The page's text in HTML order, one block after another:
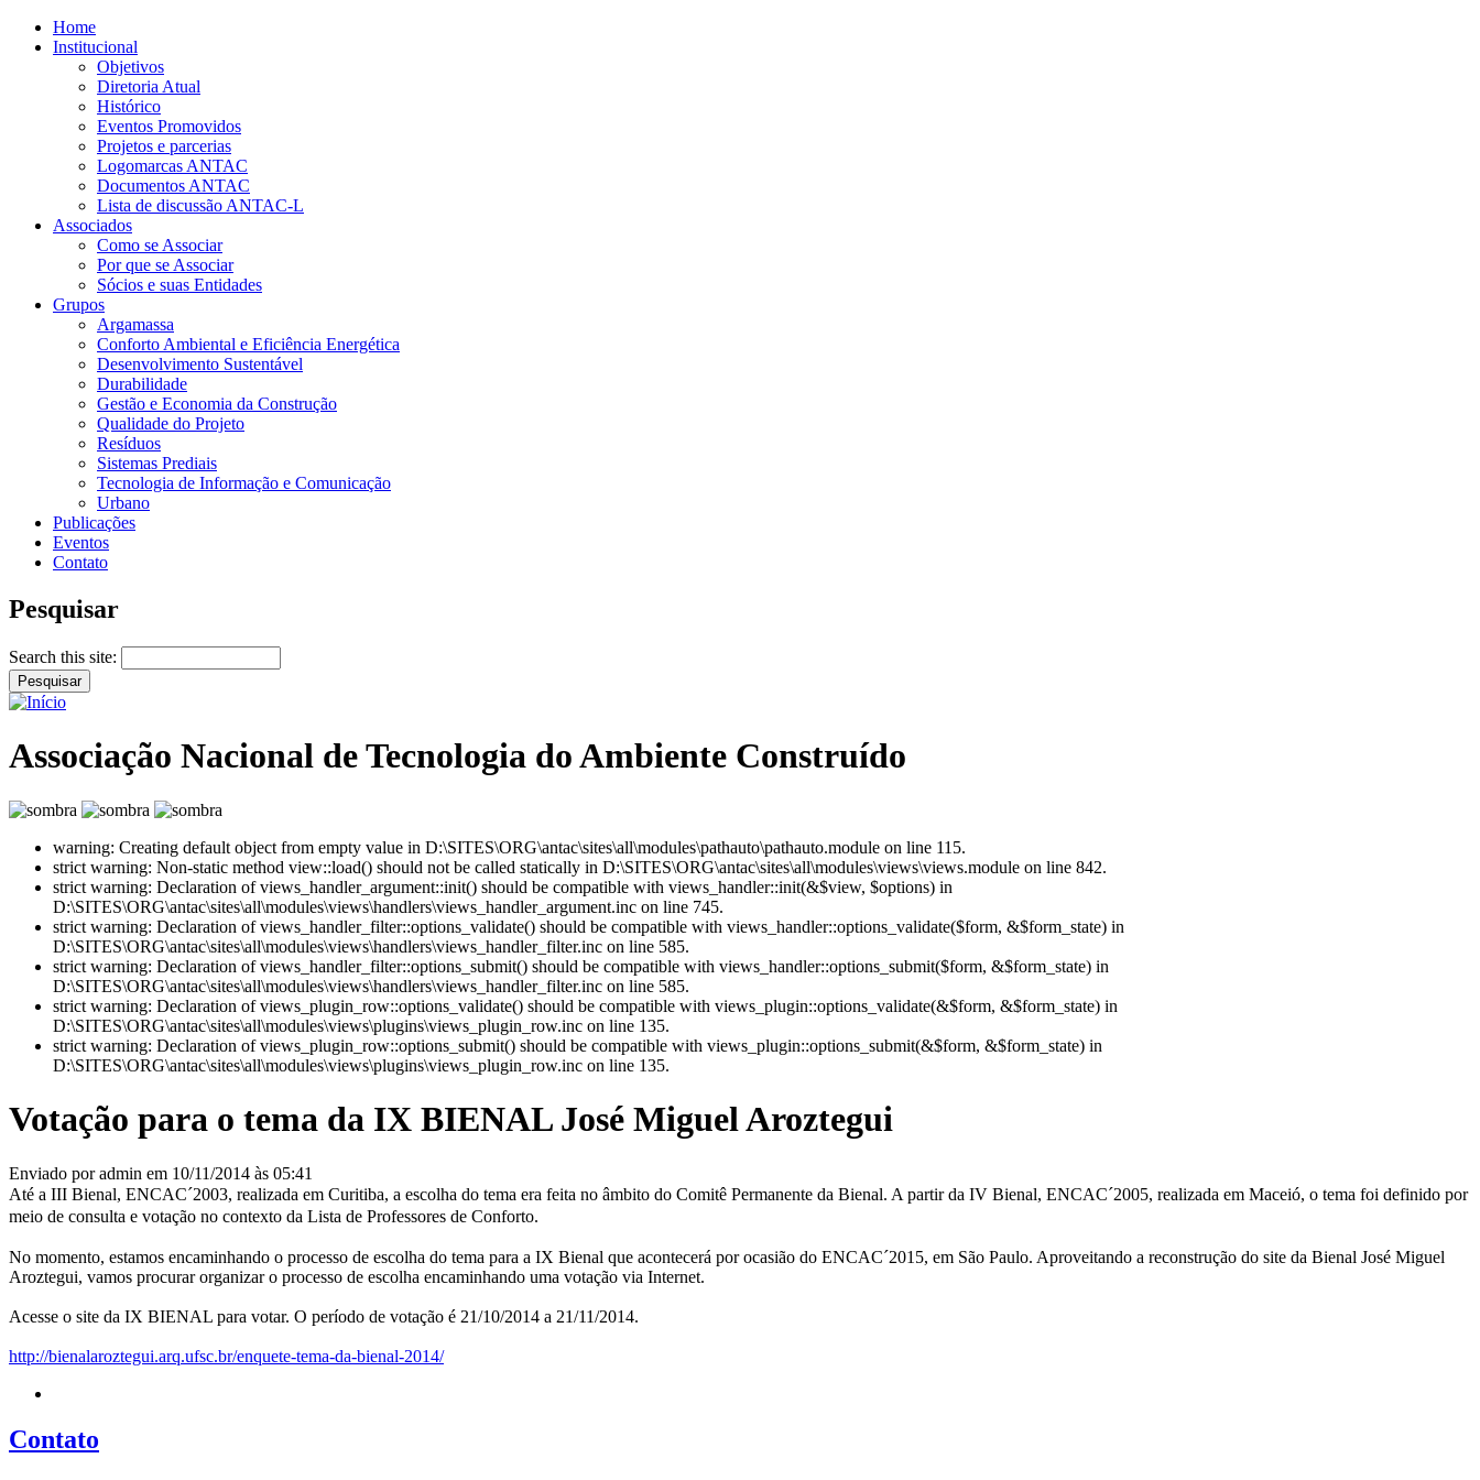
Home
Institucional
Objetivos
Diretoria Atual
Histórico
Eventos Promovidos
Projetos e parcerias
Logomarcas ANTAC
Documentos ANTAC
Lista de discussão ANTAC-L
Associados
Como se Associar
Por que se Associar
Sócios e suas Entidades
Grupos
Argamassa
Conforto Ambiental e Eficiência Energética
Desenvolvimento Sustentável
Durabilidade
Gestão e Economia da Construção
Qualidade do Projeto
Resíduos
Sistemas Prediais
Tecnologia de Informação e Comunicação
Urbano
Publicações
Eventos
Contato
Pesquisar
Search this site:
Associação Nacional de Tecnologia do Ambiente Construído
warning: Creating default object from empty value in D:\SITES\ORG\antac\sites\all\modules\pathauto\pathauto.module on line 115.
strict warning: Non-static method view::load() should not be called statically in D:\SITES\ORG\antac\sites\all\modules\views\views.module on line 842.
strict warning: Declaration of views_handler_argument::init() should be compatible with views_handler::init(&$view, $options) in
D:\SITES\ORG\antac\sites\all\modules\views\handlers\views_handler_argument.inc on line 745.
strict warning: Declaration of views_handler_filter::options_validate() should be compatible with views_handler::options_validate($form, &$form_state) in
D:\SITES\ORG\antac\sites\all\modules\views\handlers\views_handler_filter.inc on line 585.
strict warning: Declaration of views_handler_filter::options_submit() should be compatible with views_handler::options_submit($form, &$form_state) in
D:\SITES\ORG\antac\sites\all\modules\views\handlers\views_handler_filter.inc on line 585.
strict warning: Declaration of views_plugin_row::options_validate() should be compatible with views_plugin::options_validate(&$form, &$form_state) in
D:\SITES\ORG\antac\sites\all\modules\views\plugins\views_plugin_row.inc on line 135.
strict warning: Declaration of views_plugin_row::options_submit() should be compatible with views_plugin::options_submit(&$form, &$form_state) in
D:\SITES\ORG\antac\sites\all\modules\views\plugins\views_plugin_row.inc on line 135.
Votação para o tema da IX BIENAL José Miguel Aroztegui
Enviado por admin em 10/11/2014 às 05:41
Até a III Bienal, ENCAC´2003, realizada em Curitiba, a escolha do tema era feita no âmbito do Comitê Permanente da Bienal. A partir da IV Bienal, ENCAC´2005, realizada em Maceió, o tema foi definido por
meio de consulta e votação no contexto da Lista de Professores de Conforto.
No momento, estamos encaminhando o processo de escolha do tema para a IX Bienal que acontecerá por ocasião do ENCAC´2015, em São Paulo. Aproveitando a reconstrução do site da Bienal José Miguel
Aroztegui, vamos procurar organizar o processo de escolha encaminhando uma votação via Internet.
Acesse o site da IX BIENAL para votar. O período de votação é 21/10/2014 a 21/11/2014.
http://bienalaroztegui.arq.ufsc.br/enquete-tema-da-bienal-2014/
Contato